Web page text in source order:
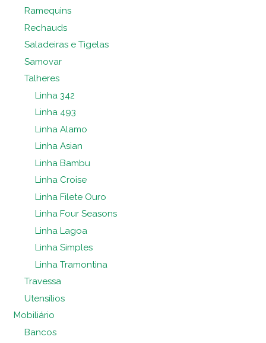
Ramequins
Rechauds
Saladeiras e Tigelas
Samovar
Talheres
Linha 342
Linha 493
Linha Alamo
Linha Asian
Linha Bambu
Linha Croise
Linha Filete Ouro
Linha Four Seasons
Linha Lagoa
Linha Simples
Linha Tramontina
Travessa
Utensílios
Mobiliário
Bancos